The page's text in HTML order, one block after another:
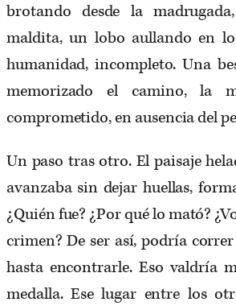
brotando desde la
maldita, un lobo aullando en
humanidad, incompleto. Una
memorizado el camino, la
comprometido, en ausencia del
Un paso tras otro. El paisaje
avanzaba sin dejar huellas,
¿Quién fue? ¿Por qué lo mató?
crimen? De ser así, podría
hasta encontrarle. Eso valdría
medalla. Ese lugar entre los